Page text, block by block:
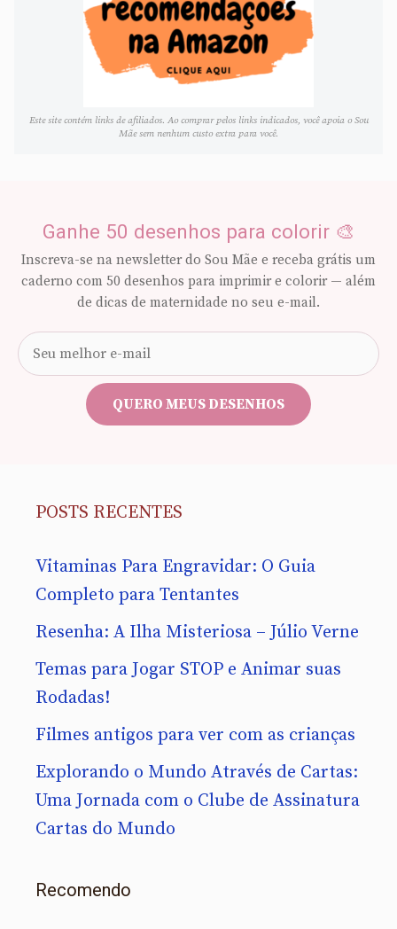
Este site contém links de afiliados. Ao comprar pelos links indicados, você apoia o Sou
Mãe sem nenhum custo extra para você.
Ganhe 50 desenhos para colorir 🎨
Inscreva-se na newsletter do Sou Mãe e receba grátis um
caderno com 50 desenhos para imprimir e colorir — além
de dicas de maternidade no seu e-mail.
e-
mail
QUERO MEUS DESENHOS
POSTS RECENTES
Vitaminas Para Engravidar: O Guia
Completo para Tentantes
Resenha: A Ilha Misteriosa – Júlio Verne
Temas para Jogar STOP e Animar suas
Rodadas!
Filmes antigos para ver com as crianças
Explorando o Mundo Através de Cartas:
Uma Jornada com o Clube de Assinatura
Cartas do Mundo
Recomendo